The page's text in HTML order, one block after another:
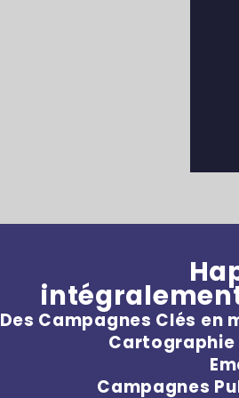
Des Campagnes Clés
Cartographie
Campagnes